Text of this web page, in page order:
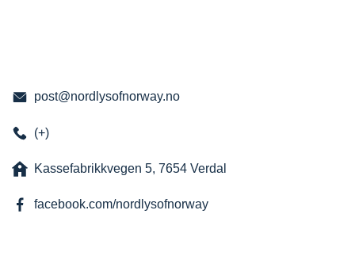
post@nordlysofnorway.no
(+)
Kassefabrikkvegen 5, 7654 Verdal
facebook.com/nordlysofnorway